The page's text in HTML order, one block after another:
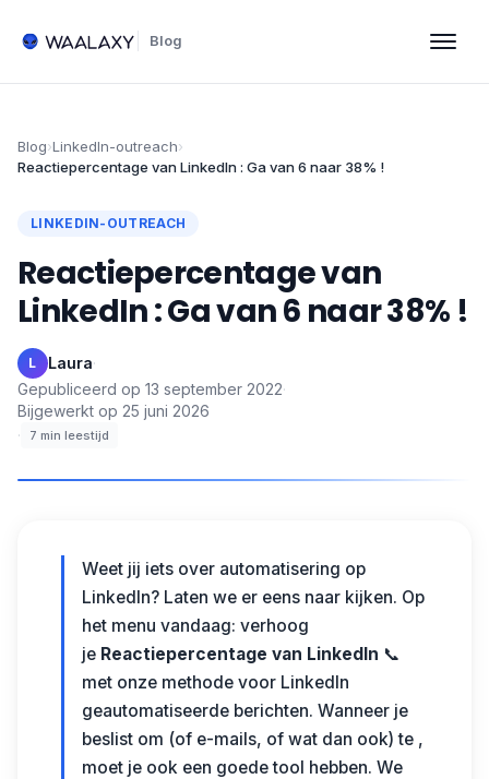
Blog
Blog›LinkedIn-outreach›
Reactiepercentage van LinkedIn : Ga van 6 naar 38% !
LINKEDIN-OUTREACH
Reactiepercentage van
LinkedIn : Ga van 6 naar 38% !
L Laura·
Gepubliceerd op 13 september 2022·
Bijgewerkt op 25 juni 2026
·
7 min leestijd
Weet jij iets over automatisering op
LinkedIn? Laten we er eens naar kijken. Op
het menu vandaag: verhoog
je Reactiepercentage van LinkedIn 📞
met onze methode voor LinkedIn
geautomatiseerde berichten. Wanneer je
beslist om (of e-mails, of wat dan ook) te ,
moet je ook een goede tool hebben. We